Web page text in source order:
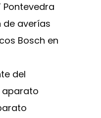
Pontevedra
averías
Bosch en
del
aparato